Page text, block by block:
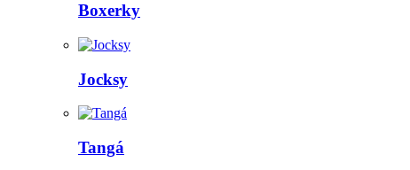
Boxerky
Jocksy
Tangá